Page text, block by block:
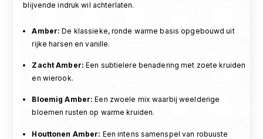
blijvende indruk wil achterlaten.
Amber: De klassieke, ronde warme basis opgebouwd uit
rijke harsen en vanille.
Zacht Amber: Een subtielere benadering met zoete kruiden
en wierook.
Bloemig Amber: Een zwoele mix waarbij weelderige
bloemen rusten op warme kruiden.
Houttonen Amber: Een intens samenspel van robuuste